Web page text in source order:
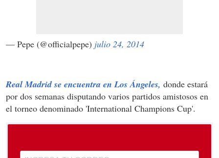
— Pepe (@officialpepe) julio 24, 2014
Real Madrid se encuentra en Los Ángeles, donde estará
por dos semanas disputando varios partidos amistosos en
el torneo denominado 'International Champions Cup'.